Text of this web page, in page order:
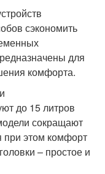
сэкономить
для
комфорта.
до 15 литров
сокращают
при этом комфорт
– простое и